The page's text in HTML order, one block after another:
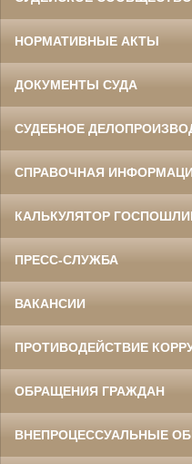
НОРМАТИВНЫЕ АКТЫ
ДОКУМЕНТЫ СУДА
СУДЕБНОЕ
СПРАВОЧНАЯ
КАЛЬКУЛЯТОР
ПРЕСС-СЛУЖБА
ВАКАНСИИ
ПРОТИВОДЕЙСТВИЕ
ОБРАЩЕНИЯ ГРАЖДАН
ВНЕПРОЦЕССУАЛЬНЫЕ